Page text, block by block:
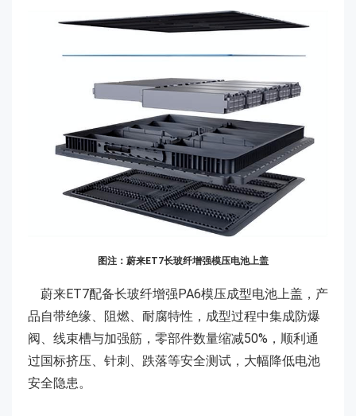
图注：蔚来ET7长玻纤增强模压电池上盖
蔚来ET7配备长玻纤增强PA6模压成型电池上盖，产
品自带绝缘、阻燃、耐腐特性，成型过程中集成防爆
阀、线束槽与加强筋，零部件数量缩减50%，顺利通
过国标挤压、针刺、跌落等安全测试，大幅降低电池
安全隐患。